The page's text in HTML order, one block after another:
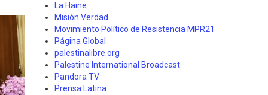
La Haine
Misión Verdad
Movimiento Político de Resistencia MPR21
Página Global
palestinalibre.org
Palestine International Broadcast
Pandora TV
Prensa Latina